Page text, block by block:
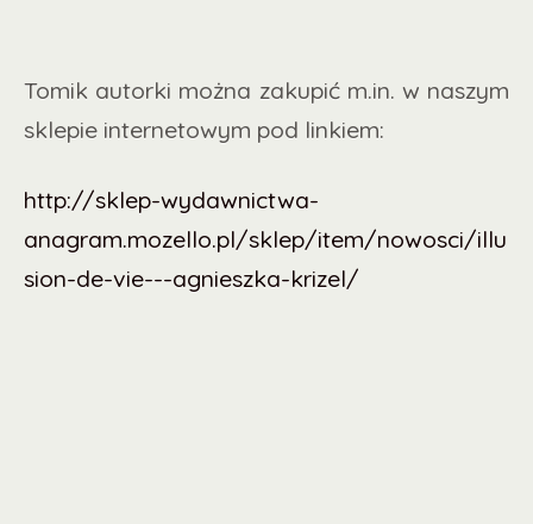
Tomik autorki można zakupić m.in. w naszym
sklepie internetowym pod linkiem:
http://sklep-wydawnictwa-
anagram.mozello.pl/sklep/item/nowosci/illu
sion-de-vie---agnieszka-krizel/